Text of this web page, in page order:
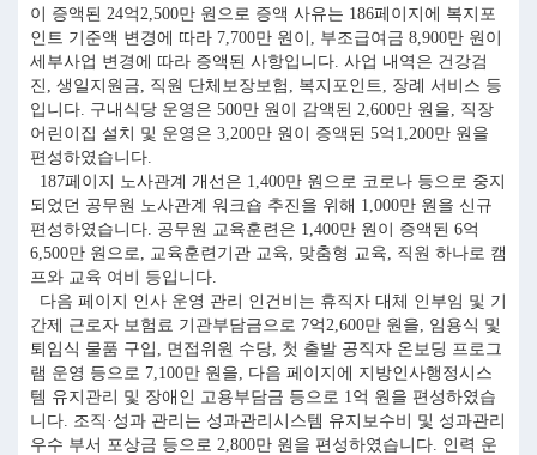
이 증액된 24억2,500만 원으로 증액 사유는 186페이지에 복지포
인트 기준액 변경에 따라 7,700만 원이, 부조급여금 8,900만 원이
세부사업 변경에 따라 증액된 사항입니다. 사업 내역은 건강검
진, 생일지원금, 직원 단체보장보험, 복지포인트, 장례 서비스 등
입니다. 구내식당 운영은 500만 원이 감액된 2,600만 원을, 직장
어린이집 설치 및 운영은 3,200만 원이 증액된 5억1,200만 원을
편성하였습니다.
187페이지 노사관계 개선은 1,400만 원으로 코로나 등으로 중지
되었던 공무원 노사관계 워크숍 추진을 위해 1,000만 원을 신규
편성하였습니다. 공무원 교육훈련은 1,400만 원이 증액된 6억
6,500만 원으로, 교육훈련기관 교육, 맞춤형 교육, 직원 하나로 캠
프와 교육 여비 등입니다.
다음 페이지 인사 운영 관리 인건비는 휴직자 대체 인부임 및 기
간제 근로자 보험료 기관부담금으로 7억2,600만 원을, 임용식 및
퇴임식 물품 구입, 면접위원 수당, 첫 출발 공직자 온보딩 프로그
램 운영 등으로 7,100만 원을, 다음 페이지에 지방인사행정시스
템 유지관리 및 장애인 고용부담금 등으로 1억 원을 편성하였습
니다. 조직·성과 관리는 성과관리시스템 유지보수비 및 성과관리
우수 부서 포상금 등으로 2,800만 원을 편성하였습니다. 인력 운